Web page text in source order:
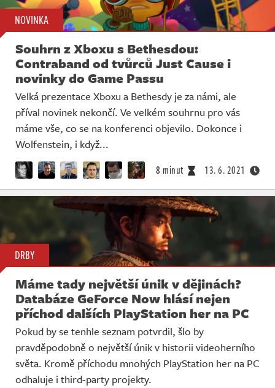
NOVINKA
Souhrn z Xboxu s Bethesdou:
Contraband od tvůrců Just Cause i
novinky do Game Passu
Velká prezentace Xboxu a Bethesdy je za námi, ale
příval novinek nekončí. Ve velkém souhrnu pro vás
máme vše, co se na konferenci objevilo. Dokonce i
Wolfenstein, i když...
8 minut 13. 6. 2021
DRBY
Máme tady největší únik v dějinách?
Databáze GeForce Now hlásí nejen
příchod dalších PlayStation her na PC
Pokud by se tenhle seznam potvrdil, šlo by
pravděpodobně o největší únik v historii videoherního
světa. Kromě příchodu mnohých PlayStation her na PC
odhaluje i third-party projekty.